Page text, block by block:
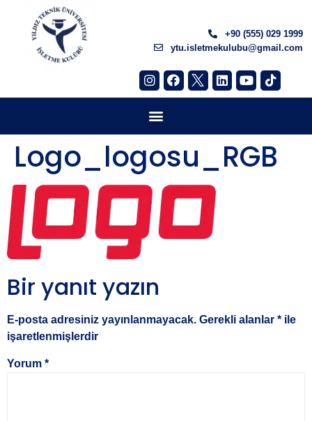
+90 (555) 029 1999
ytu.isletmekulubu@gmail.com
Logo_logosu_RGB
Bir yanıt yazın
E-posta adresiniz yayınlanmayacak. Gerekli alanlar * ile
işaretlenmişlerdir
Yorum *